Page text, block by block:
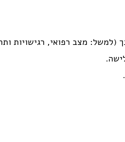
(למשל: מצב רפואי, רגישויות